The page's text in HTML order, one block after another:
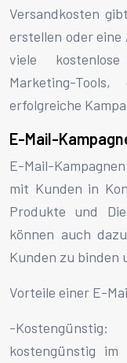
Versandkosten
erstellen oder
viele
Marketing-
erfolgreiche
E-Mail-
E-Mail-
mit Kunden in
Produkte und
können auch
Kunden zu binden
Vorteile einer E-
-
kostengünstig